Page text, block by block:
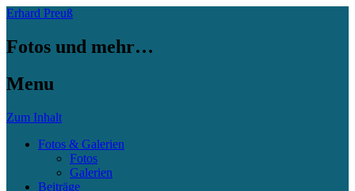
Erhard Preuß
Fotos und mehr…
Menu
Zum Inhalt
Fotos & Galerien
Fotos
Galerien
Beiträge